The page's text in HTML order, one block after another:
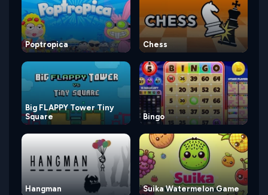
Poptropica Chess
Big FLAPPY Tower Tiny
Square
Bingo
Hangman Suika Watermelon Game